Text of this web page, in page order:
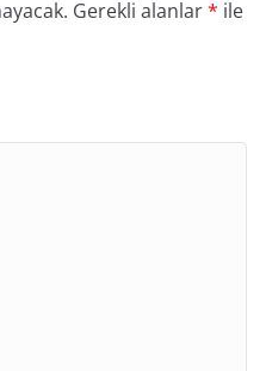
Gerekli alanlar* ile